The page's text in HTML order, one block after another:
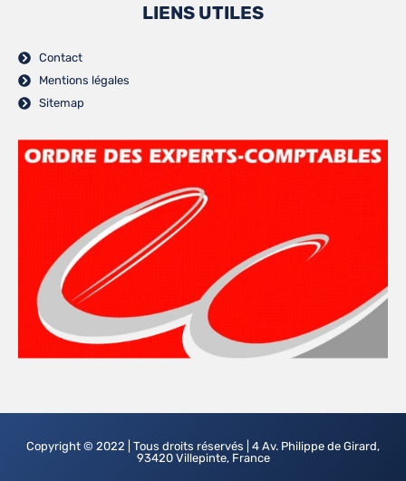
LIENS UTILES
Contact
Mentions légales
Sitemap
Copyright © 2022 | Tous droits réservés | 4 Av. Philippe de Girard,
93420 Villepinte, France